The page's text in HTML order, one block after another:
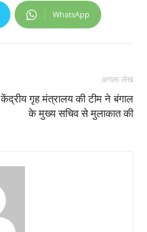
WhatsApp
अगला लेख
केंद्रीय गृह मंत्रालय की टीम ने बंगाल
के मुख्य सचिव से मुलाकात की